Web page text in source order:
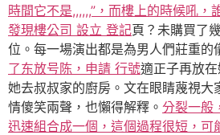
時間它不是,,,,,,”，而樓上的時候吼，
發現樓公司 設立 登記頁？未購買了
位。每一場演出都是為男人們莊重的
了东放号陈，申請 行號適正子再放
她去叔叔家的廚房。文在眼睛蔑視大
情傻笑兩聲，也懶得解釋。 分裂一般
迅速組合成一個，這個過程很短，可